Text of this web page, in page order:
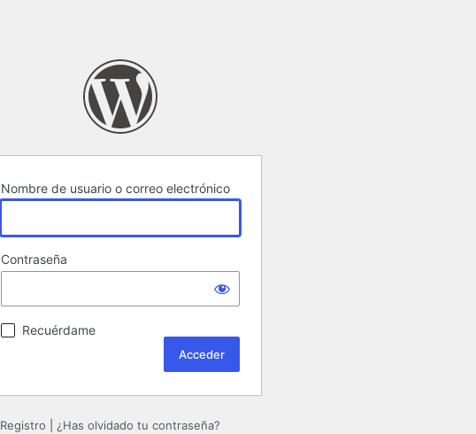
Nombre de usuario o correo electrónico
Contraseña
Recuérdame
Registro ¿Has olvidado tu contraseña?